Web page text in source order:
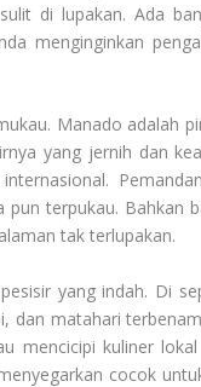
di lupakan. Ada
menginginkan
Manado adalah
yang jernih dan
terpukau. Bahkan
tak terlupakan.
yang indah. Di
dan matahari
kuliner
cocok